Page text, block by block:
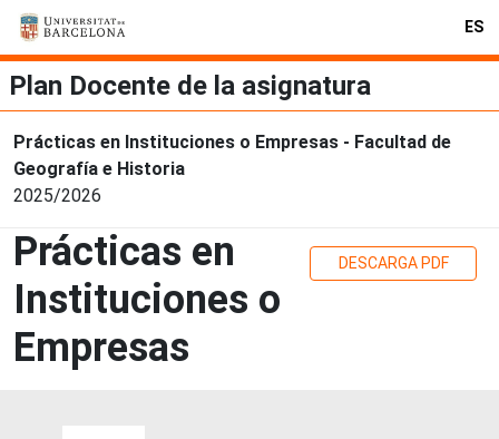
ES
Plan Docente de la asignatura
Prácticas en Instituciones o Empresas - Facultad de
Geografía e Historia
2025/2026
Prácticas en
Instituciones o
Empresas
DESCARGA PDF